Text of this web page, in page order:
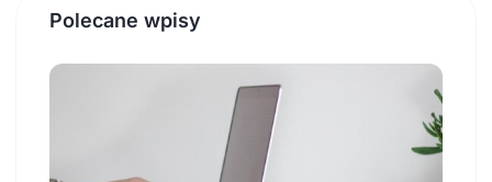
Polecane wpisy